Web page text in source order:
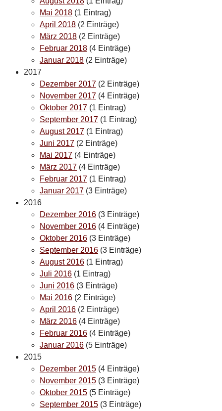
Mai 2018 (1 Eintrag)
April 2018 (2 Einträge)
März 2018 (2 Einträge)
Februar 2018 (4 Einträge)
Januar 2018 (2 Einträge)
2017
Dezember 2017 (2 Einträge)
November 2017 (4 Einträge)
Oktober 2017 (1 Eintrag)
September 2017 (1 Eintrag)
August 2017 (1 Eintrag)
Juni 2017 (2 Einträge)
Mai 2017 (4 Einträge)
März 2017 (4 Einträge)
Februar 2017 (1 Eintrag)
Januar 2017 (3 Einträge)
2016
Dezember 2016 (3 Einträge)
November 2016 (4 Einträge)
Oktober 2016 (3 Einträge)
September 2016 (3 Einträge)
August 2016 (1 Eintrag)
Juli 2016 (1 Eintrag)
Juni 2016 (3 Einträge)
Mai 2016 (2 Einträge)
April 2016 (2 Einträge)
März 2016 (4 Einträge)
Februar 2016 (4 Einträge)
Januar 2016 (5 Einträge)
2015
Dezember 2015 (4 Einträge)
November 2015 (3 Einträge)
Oktober 2015 (5 Einträge)
September 2015 (3 Einträge)